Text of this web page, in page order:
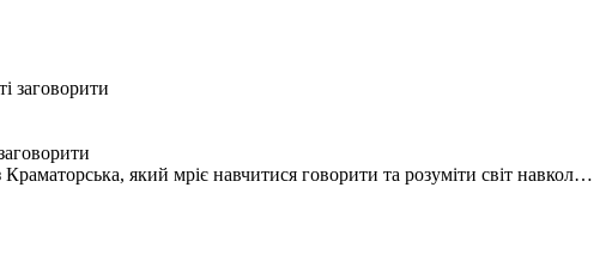
Краматорська, який мріє навчитися говорити та розуміти світ навкол…